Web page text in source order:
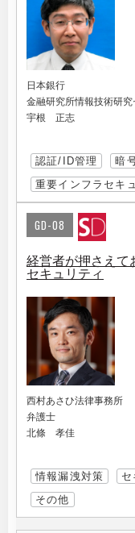
日本銀行
金融研究所情報技術研
宇根 正志
認証/ID管理
暗
重要インフラセキ
GD-08
経営者が押さえて
セキュリティ
西村あさひ法律事務所
弁護士
北條 孝佳
情報漏洩対策
その他